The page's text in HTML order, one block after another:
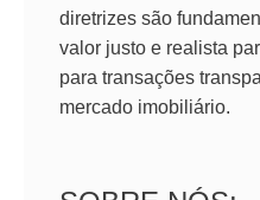
diretrizes são
valor justo e realista
para transações
mercado imobiliário.